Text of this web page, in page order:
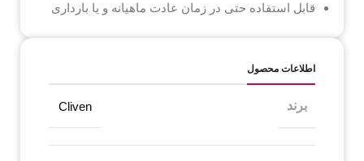
قابل استفاده حتی در زمان عادت ماهیانه و یا بارداری
اطلاعات محصول
برند Cliven